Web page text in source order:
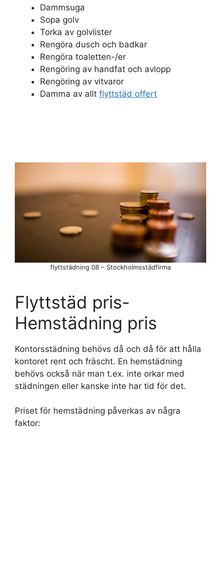
Dammsuga
Sopa golv
Torka av golvlister
Rengöra dusch och badkar
Rengöra toaletten-/er
Rengöring av handfat och avlopp
Rengöring av vitvaror
Damma av allt flyttstäd offert
flyttstädning 08 – Stockholmsstädfirma
Flyttstäd pris-
Hemstädning pris
Kontorsstädning behövs då och då för att hålla
kontoret rent och fräscht. En hemstädning
behövs också när man t.ex. inte orkar med
städningen eller kanske inte har tid för det.
Priset för hemstädning påverkas av några
faktor: